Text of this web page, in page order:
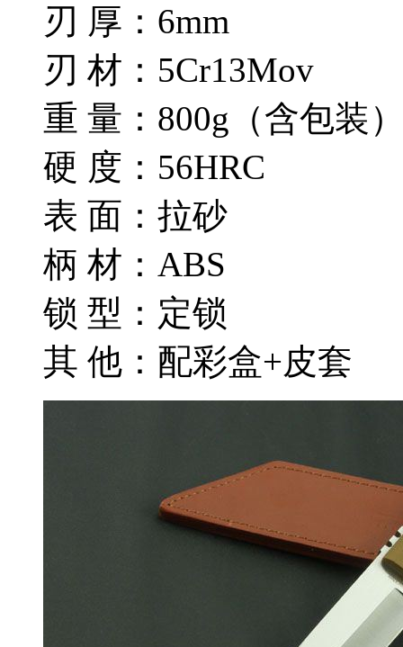
刃 厚：6mm
刃 材：5Cr13Mov
重 量：800g（含包装
硬 度：56HRC
表 面：拉砂
柄 材：ABS
锁 型：定锁
其 他：配彩盒+皮套